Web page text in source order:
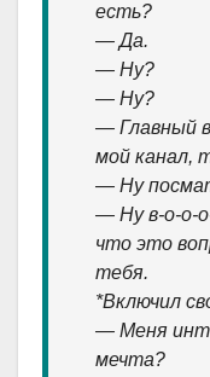
есть?
— Да.
— Ну?
— Ну?
— Главный
мой канал,
— Ну
— Ну в-о-о-
что это
тебя.
*Включил
— Меня
мечта?